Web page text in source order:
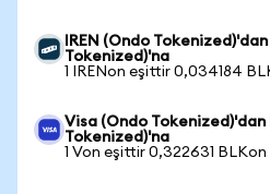
IREN (Ondo
Tokenized)'na
1 IRENon eşittir 0,034184
Visa (Ondo
Tokenized)'na
1 Von eşittir 0,322631 BLKon